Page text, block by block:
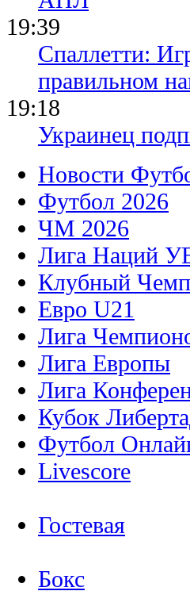
19:39
Спаллетти:
правильном
19:18
Украинец
Новости
Футбол 2026
ЧМ 2026
Лига Наций
Клубный
Евро U21
Лига
Лига Европы
Лига
Кубок
Футбол
Livescore
Гостевая
Бокс